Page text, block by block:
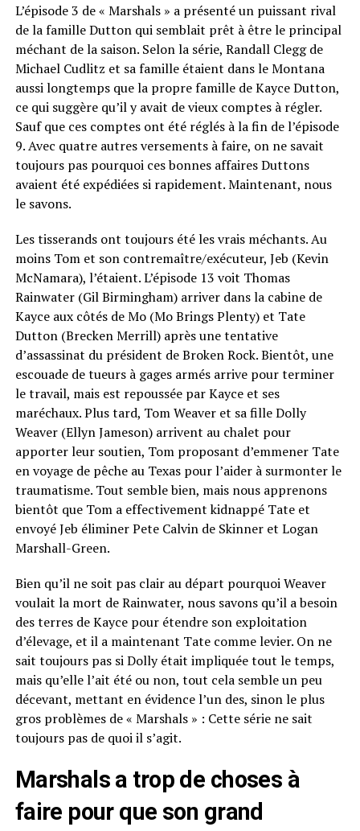
L’épisode 3 de « Marshals » a présenté un puissant rival
de la famille Dutton qui semblait prêt à être le principal
méchant de la saison. Selon la série, Randall Clegg de
Michael Cudlitz et sa famille étaient dans le Montana
aussi longtemps que la propre famille de Kayce Dutton,
ce qui suggère qu’il y avait de vieux comptes à régler.
Sauf que ces comptes ont été réglés à la fin de l’épisode
9. Avec quatre autres versements à faire, on ne savait
toujours pas pourquoi ces bonnes affaires Duttons
avaient été expédiées si rapidement. Maintenant, nous
le savons.
Les tisserands ont toujours été les vrais méchants. Au
moins Tom et son contremaître/exécuteur, Jeb (Kevin
McNamara), l’étaient. L’épisode 13 voit Thomas
Rainwater (Gil Birmingham) arriver dans la cabine de
Kayce aux côtés de Mo (Mo Brings Plenty) et Tate
Dutton (Brecken Merrill) après une tentative
d’assassinat du président de Broken Rock. Bientôt, une
escouade de tueurs à gages armés arrive pour terminer
le travail, mais est repoussée par Kayce et ses
maréchaux. Plus tard, Tom Weaver et sa fille Dolly
Weaver (Ellyn Jameson) arrivent au chalet pour
apporter leur soutien, Tom proposant d’emmener Tate
en voyage de pêche au Texas pour l’aider à surmonter le
traumatisme. Tout semble bien, mais nous apprenons
bientôt que Tom a effectivement kidnappé Tate et
envoyé Jeb éliminer Pete Calvin de Skinner et Logan
Marshall-Green.
Bien qu’il ne soit pas clair au départ pourquoi Weaver
voulait la mort de Rainwater, nous savons qu’il a besoin
des terres de Kayce pour étendre son exploitation
d’élevage, et il a maintenant Tate comme levier. On ne
sait toujours pas si Dolly était impliquée tout le temps,
mais qu’elle l’ait été ou non, tout cela semble un peu
décevant, mettant en évidence l’un des, sinon le plus
gros problèmes de « Marshals » : Cette série ne sait
toujours pas de quoi il s’agit.
Marshals a trop de choses à
faire pour que son grand